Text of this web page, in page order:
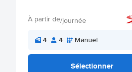
À partir de/journée
4 4 Manuel
Sélectionner